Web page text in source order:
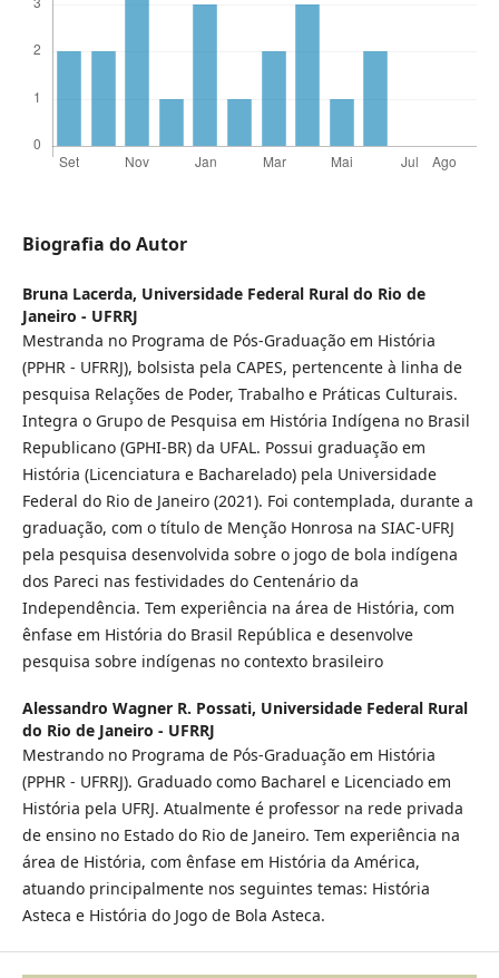
Biografia do Autor
Bruna Lacerda, Universidade Federal Rural do Rio de
Janeiro - UFRRJ
Mestranda no Programa de Pós-Graduação em História
(PPHR - UFRRJ), bolsista pela CAPES, pertencente à linha de
pesquisa Relações de Poder, Trabalho e Práticas Culturais.
Integra o Grupo de Pesquisa em História Indígena no Brasil
Republicano (GPHI-BR) da UFAL. Possui graduação em
História (Licenciatura e Bacharelado) pela Universidade
Federal do Rio de Janeiro (2021). Foi contemplada, durante a
graduação, com o título de Menção Honrosa na SIAC-UFRJ
pela pesquisa desenvolvida sobre o jogo de bola indígena
dos Pareci nas festividades do Centenário da
Independência. Tem experiência na área de História, com
ênfase em História do Brasil República e desenvolve
pesquisa sobre indígenas no contexto brasileiro
Alessandro Wagner R. Possati, Universidade Federal Rural
do Rio de Janeiro - UFRRJ
Mestrando no Programa de Pós-Graduação em História
(PPHR - UFRRJ). Graduado como Bacharel e Licenciado em
História pela UFRJ. Atualmente é professor na rede privada
de ensino no Estado do Rio de Janeiro. Tem experiência na
área de História, com ênfase em História da América,
atuando principalmente nos seguintes temas: História
Asteca e História do Jogo de Bola Asteca.